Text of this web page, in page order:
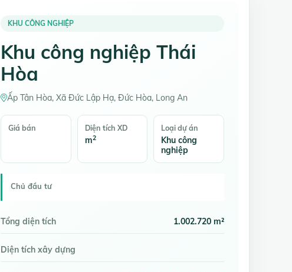
KHU CÔNG NGHIỆP
Khu công nghiệp Thái
Hòa
Ấp Tân Hòa, Xã Đức Lập Hạ, Đức Hòa, Long An
Giá bán Diện tích XD
m2
Loại dự án
Khu công
nghiệp
Chủ đầu tư
Tổng diện tích 1.002.720 m²
Diện tích xây dựng